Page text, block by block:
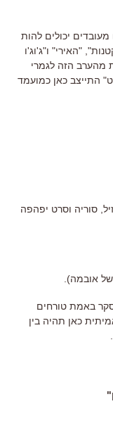
יכולים להות
", "האירי" ו"ג'וג'ו
מהערב הזה לגמרי
התייצב כאן כמועמד
סוריה וסרט יפהפה
אובמה).
באמת טורחים
כאן תהיה בין